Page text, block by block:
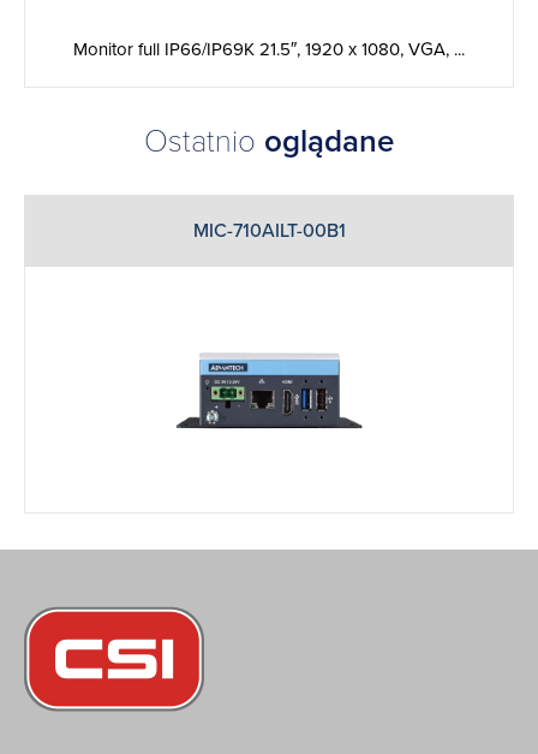
Monitor full IP66/IP69K 21.5″, 1920 x 1080, VGA, ...
Ostatnio oglądane
MIC-710AILT-00B1